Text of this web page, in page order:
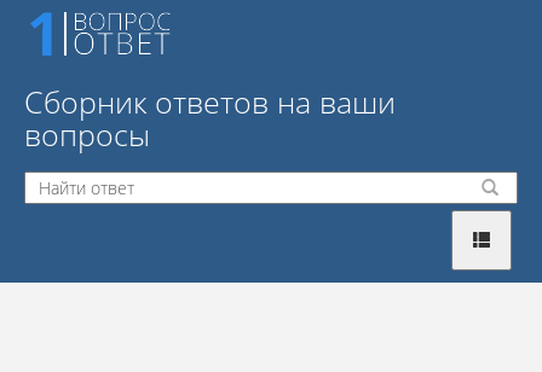
Сборник ответов на ваши
вопросы